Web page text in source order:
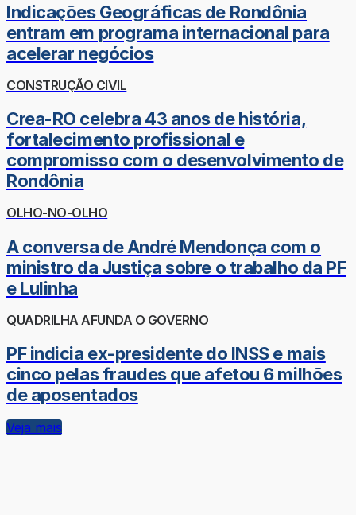
Indicações Geográficas de Rondônia
entram em programa internacional para
acelerar negócios
CONSTRUÇÃO CIVIL
Crea-RO celebra 43 anos de história,
fortalecimento profissional e
compromisso com o desenvolvimento de
Rondônia
OLHO-NO-OLHO
A conversa de André Mendonça com o
ministro da Justiça sobre o trabalho da PF
e Lulinha
QUADRILHA AFUNDA O GOVERNO
PF indicia ex-presidente do INSS e mais
cinco pelas fraudes que afetou 6 milhões
de aposentados
Veja mais